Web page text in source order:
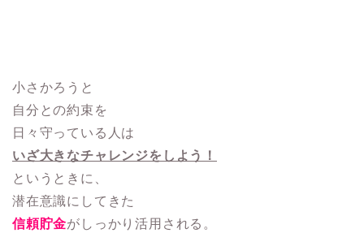
小さかろうと
自分との約束を
日々守っている人は
いざ大きなチャレンジをしよう！
というときに、
潜在意識にしてきた
信頼貯金がしっかり活用される。